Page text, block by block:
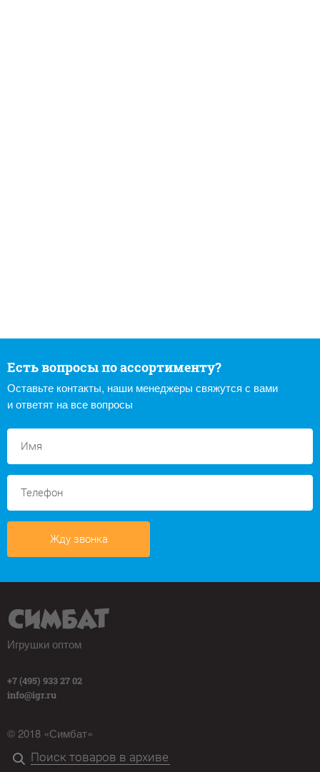
Есть вопросы по ассортименту?
Оставьте контакты, наши менеджеры свяжутся с вами
и ответят на все вопросы
Жду звонка
Игрушки оптом
+7 (495) 933 27 02
info@igr.ru
© 2018 «Симбат»